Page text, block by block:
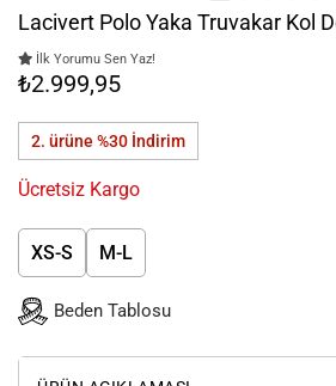
Lacivert Polo Yaka Truvakar Kol
İlk Yorumu Sen Yaz!
₺2.999,95
2. ürüne %30 İndirim
Ücretsiz Kargo
XS-S M-L
Beden Tablosu